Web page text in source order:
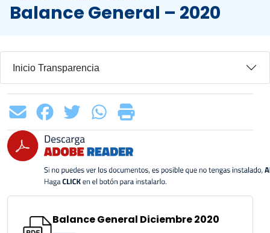
Balance General – 2020
Inicio Transparencia
Balance General Diciembre 2020